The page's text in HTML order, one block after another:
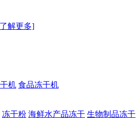
解更多]
机 食品冻干机
冻干粉 海鲜水产品冻干 生物制品冻干